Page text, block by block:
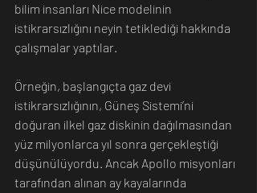
bilim insanları Nice modelinin
istikrarsızlığını neyin tetiklediği hakkında
çalışmalar yaptılar.
Örneğin, başlangıçta gaz devi
istikrarsızlığının, Güneş Sistemi’ni
doğuran ilkel gaz diskinin dağılmasından
yüz milyonlarca yıl sonra gerçekleştiği
düşünülüyordu. Ancak Apollo misyonları
tarafından alınan ay kayalarında